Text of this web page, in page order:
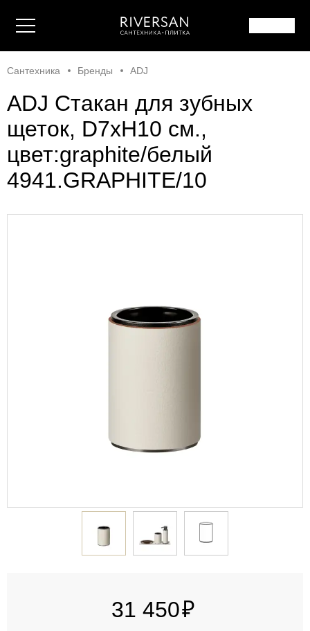
Сантехника Бренды ADJ
ADJ Стакан для зубных
щеток, D7xH10 см.,
цвет:graphite/белый
4941.GRAPHITE/10
31 450